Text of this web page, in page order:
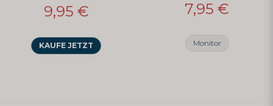
9,95 €
KAUFE JETZT
7,95 €
Monitor